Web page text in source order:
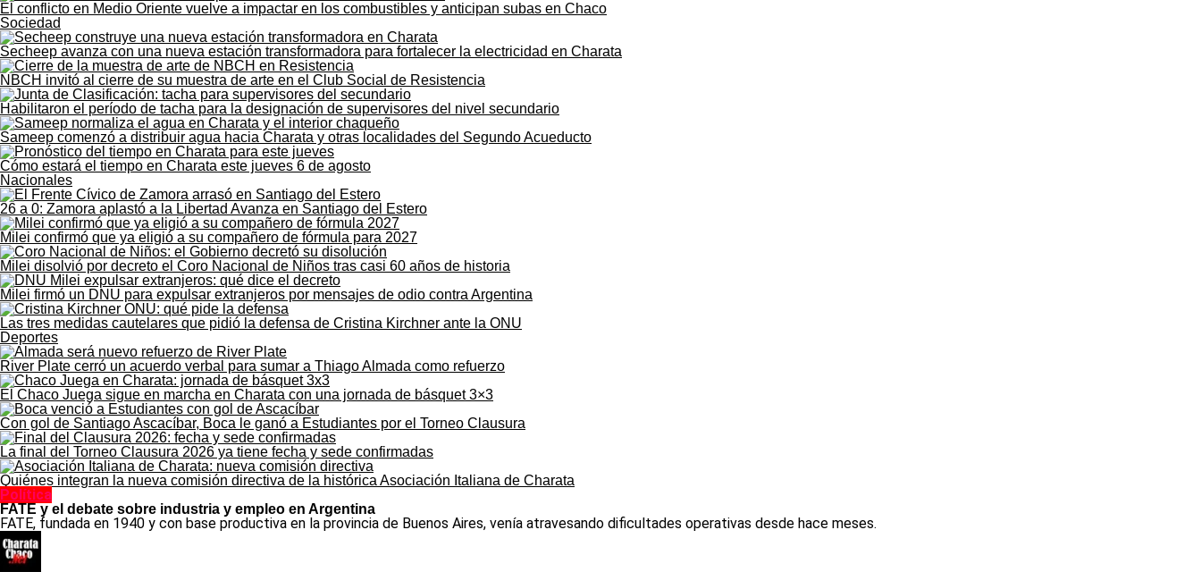
El conflicto en Medio Oriente vuelve a impactar en los combustibles y anticipan subas en Chaco
Sociedad
Secheep avanza con una nueva estación transformadora para fortalecer la electricidad en Charata
NBCH invitó al cierre de su muestra de arte en el Club Social de Resistencia
Habilitaron el período de tacha para la designación de supervisores del nivel secundario
Sameep comenzó a distribuir agua hacia Charata y otras localidades del Segundo Acueducto
Cómo estará el tiempo en Charata este jueves 6 de agosto
Nacionales
26 a 0: Zamora aplastó a la Libertad Avanza en Santiago del Estero
Milei confirmó que ya eligió a su compañero de fórmula para 2027
Milei disolvió por decreto el Coro Nacional de Niños tras casi 60 años de historia
Milei firmó un DNU para expulsar extranjeros por mensajes de odio contra Argentina
Las tres medidas cautelares que pidió la defensa de Cristina Kirchner ante la ONU
Deportes
River Plate cerró un acuerdo verbal para sumar a Thiago Almada como refuerzo
El Chaco Juega sigue en marcha en Charata con una jornada de básquet 3×3
Con gol de Santiago Ascacíbar, Boca le ganó a Estudiantes por el Torneo Clausura
La final del Torneo Clausura 2026 ya tiene fecha y sede confirmadas
Quiénes integran la nueva comisión directiva de la histórica Asociación Italiana de Charata
Política
FATE y el debate sobre industria y empleo en Argentina
FATE, fundada en 1940 y con base productiva en la provincia de Buenos Aires, venía atravesando dificultades operativas desde hace meses.